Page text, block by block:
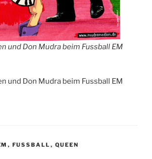
und Don Mudra beim Fussball EM
und Don Mudra beim Fussball EM
, FUSSBALL , QUEEN